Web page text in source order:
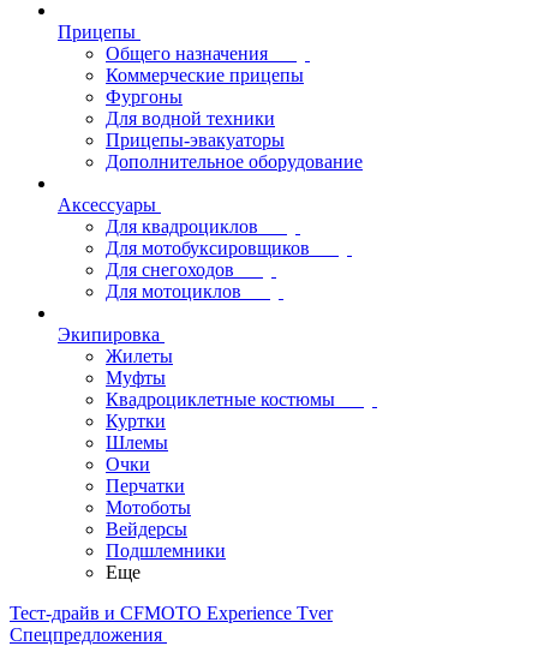
Прицепы
Общего назначения
Коммерческие прицепы
Фургоны
Для водной техники
Прицепы-эвакуаторы
Дополнительное оборудование
Аксессуары
Для квадроциклов
Для мотобуксировщиков
Для снегоходов
Для мотоциклов
Экипировка
Жилеты
Муфты
Квадроциклетные костюмы
Куртки
Шлемы
Очки
Перчатки
Мотоботы
Вейдерсы
Подшлемники
Еще
Тест-драйв и CFMOTO Experience Tver
Спецпредложения